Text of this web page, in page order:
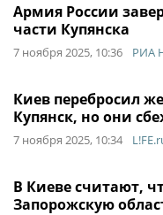
Армия России
части Купянска
7 ноября 2025, 10:36 РИА
Киев перебросил
Купянск, но они
7 ноября 2025, 10:34
В Киеве считают,
Запорожскую